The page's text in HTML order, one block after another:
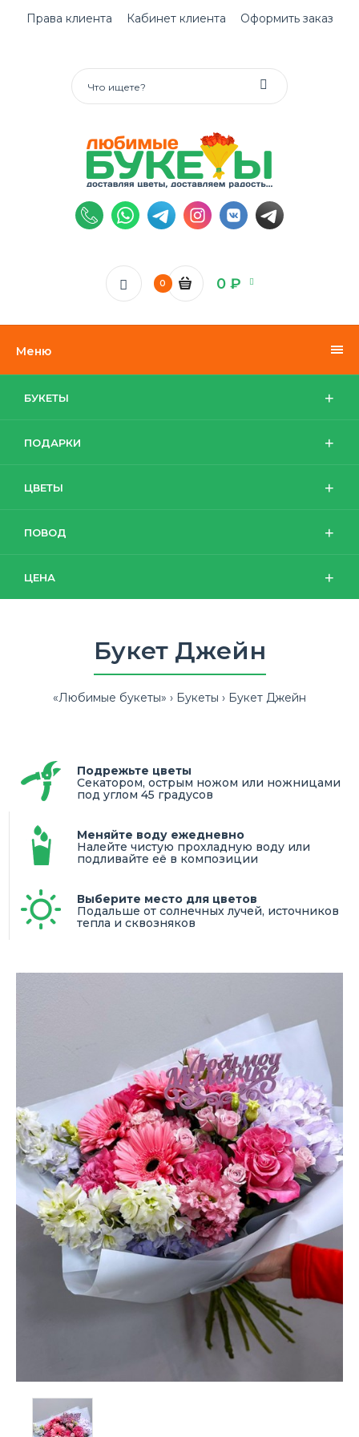
Права клиента Кабинет клиента Оформить заказ
0 0 ₽
Меню
БУКЕТЫ
ПОДАРКИ
ЦВЕТЫ
ПОВОД
ЦЕНА
Букет Джейн
«Любимые букеты» Букеты Букет Джейн
Подрежьте цветы
Секатором, острым ножом или ножницами
под углом 45 градусов
Меняйте воду ежедневно
Налейте чистую прохладную воду или
подливайте её в композиции
Выберите место для цветов
Подальше от солнечных лучей, источников
тепла и сквозняков